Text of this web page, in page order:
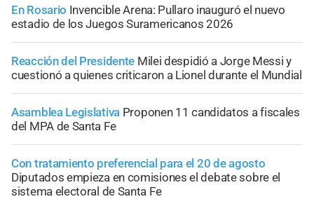
En Rosario Invencible Arena: Pullaro inauguró el nuevo
estadio de los Juegos Suramericanos 2026
Reacción del Presidente Milei despidió a Jorge Messi y
cuestionó a quienes criticaron a Lionel durante el Mundial
Asamblea Legislativa Proponen 11 candidatos a fiscales
del MPA de Santa Fe
Con tratamiento preferencial para el 20 de agosto
Diputados empieza en comisiones el debate sobre el
sistema electoral de Santa Fe